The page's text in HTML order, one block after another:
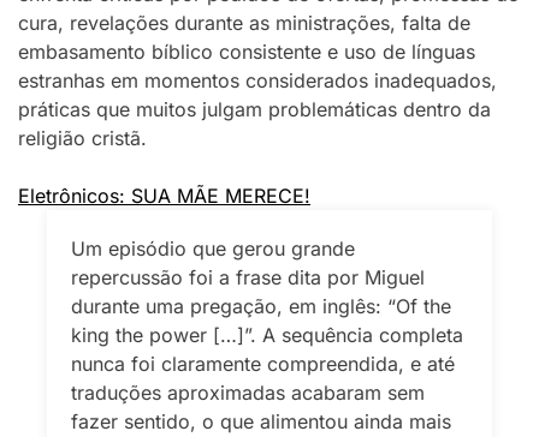
cura, revelações durante as ministrações, falta de
embasamento bíblico consistente e uso de línguas
estranhas em momentos considerados inadequados,
práticas que muitos julgam problemáticas dentro da
religião cristã.
Eletrônicos: SUA MÃE MERECE!
Um episódio que gerou grande
repercussão foi a frase dita por Miguel
durante uma pregação, em inglês: “Of the
king the power […]”. A sequência completa
nunca foi claramente compreendida, e até
traduções aproximadas acabaram sem
fazer sentido, o que alimentou ainda mais